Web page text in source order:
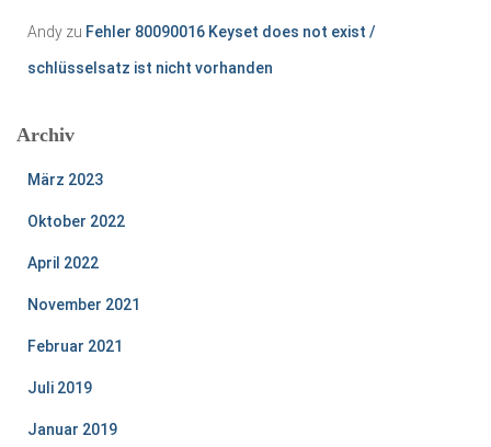
Andy zu Fehler 80090016 Keyset does not exist /
schlüsselsatz ist nicht vorhanden
Archiv
März 2023
Oktober 2022
April 2022
November 2021
Februar 2021
Juli 2019
Januar 2019